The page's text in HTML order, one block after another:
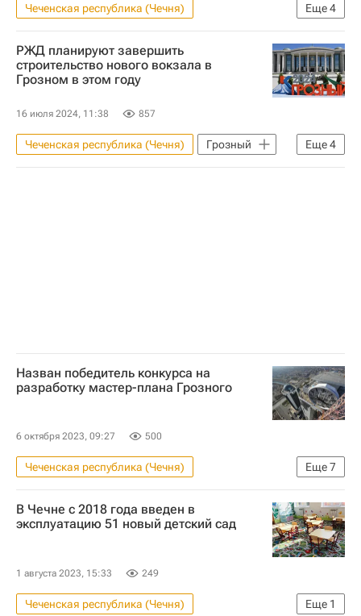
Еще4
Чеченская республика (Чечня)
Коммерческая недвижимость
Москва
Московское центральное кольцо (МЦК)
Строительство
РЖД планируют завершить
строительство нового вокзала в
Грозном в этом году
16 июля 2024, 11:38 857
Еще4
Чеченская республика (Чечня)
Грозный
РЖД
Вокзалы
Строительство
Назван победитель конкурса на
разработку мастер-плана Грозного
6 октября 2023, 09:27 500
Еще7
Чеченская республика (Чечня)
Рамзан Кадыров
Виталий Мутко
Грозный
Кавказ
"Дом.РФ"
В Чечне с 2018 года введен в
эксплуатацию 51 новый детский сад
1 августа 2023, 15:33 249
Еще 1
Чеченская республика (Чечня)